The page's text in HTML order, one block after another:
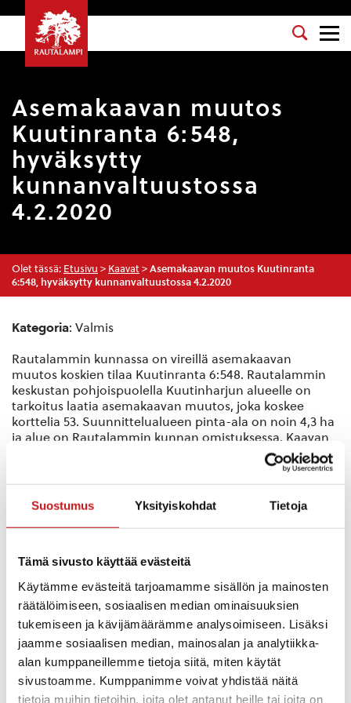
Suostumus Yksityiskohdat Tietoja
Tämä sivusto käyttää evästeitä
Käytämme evästeitä tarjoamamme sisällön ja mainosten
räätälöimiseen, sosiaalisen median ominaisuuksien
tukemiseen ja kävijämäärämme analysoimiseen. Lisäksi
jaamme sosiaalisen median, mainosalan ja analytiikka-
alan kumppaneillemme tietoja siitä, miten käytät
sivustoamme. Kumppanimme voivat yhdistää näitä
tietoja muihin tietoihin, joita olet antanut heille tai joita on
Asemakaavan muutos
Kuutinranta 6:548,
hyväksytty
kunnanvaltuustossa
4.2.2020
Olet tässä: Etusivu > Kaavat > Asemakaavan muutos Kuutinranta
6:548, hyväksytty kunnanvaltuustossa 4.2.2020
Kategoria: Valmis
Rautalammin kunnassa on vireillä asemakaavan
muutos koskien tilaa Kuutinranta 6:548. Rautalammin
keskustan pohjoispuolella Kuutinharjun alueelle on
tarkoitus laatia asemakaavan muutos, joka koskee
korttelia 53. Suunnittelualueen pinta-ala on noin 4,3 ha
ja alue on Rautalammin kunnan omistuksessa. Kaavan
tavoitteena on muodostaa alueelle omarantaisia
Yhteyshenkilöt
Antti Tuppura, puh.0400 784 570,
antti.tuppura(a)rautalampi.fi
Timo Leskinen, FCG Suunnittelu ja tekniikka Oy,
puh.040 508 9680, timo.leskinen(a)fcg.fi
Käsittelyvaiheet:
Luonnos nähtävillä 27.6.2019 – 26.7.2019
Ehdotus nähtävillä 15.8. – 13.9.2019
Ehdotus II nähtävillä 18.12.2019 – 17.1.2020